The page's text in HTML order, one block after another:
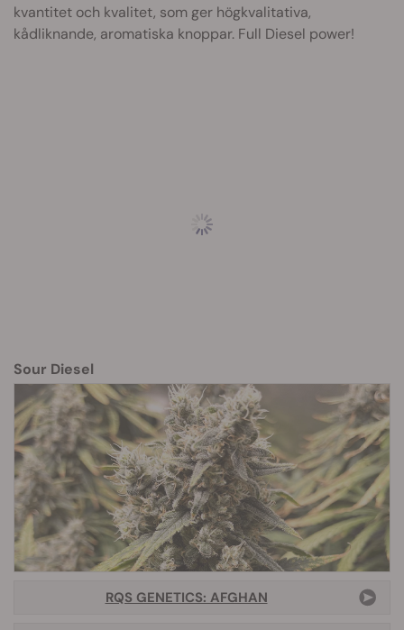
kvantitet och kvalitet, som ger högkvalitativa,
kådliknande, aromatiska knoppar. Full Diesel power!
Sour Diesel
RQS GENETICS: AFGHAN